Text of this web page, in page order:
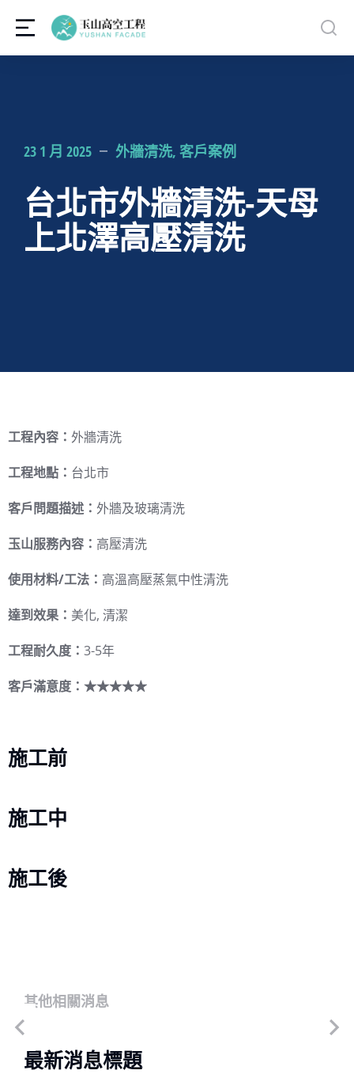
23 1 月 2025 外牆清洗, 客戶案例
台北市外牆清洗-天母
上北澤高壓清洗
工程內容： 外牆清洗
工程地點： 台北市
客戶問題描述： 外牆及玻璃清洗
玉山服務內容： 高壓清洗
使用材料/工法： 高溫高壓蒸氣中性清洗
達到效果： 美化, 清潔
工程耐久度： 3-5年
客戶滿意度：★★★★★
施工前
施工中
施工後
其他相關消息
最新消息標題